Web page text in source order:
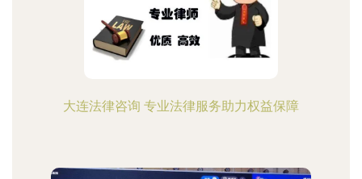
大连法律咨询 专业法律服务助力权益保障